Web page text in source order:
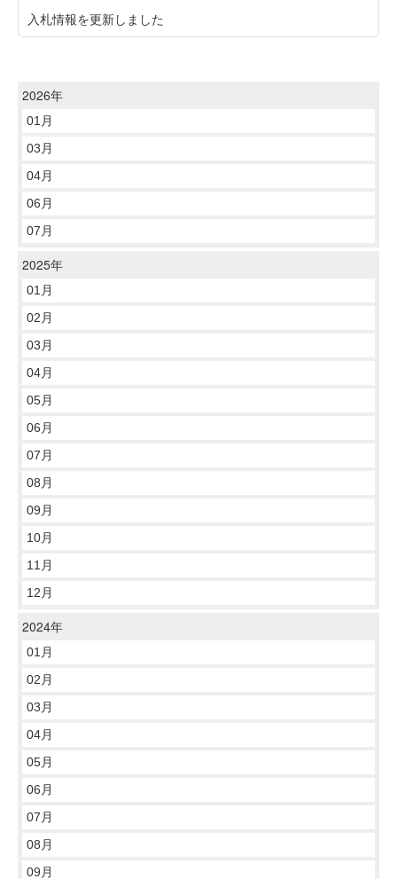
入札情報を更新しました
2026年
01月
03月
04月
06月
07月
2025年
01月
02月
03月
04月
05月
06月
07月
08月
09月
10月
11月
12月
2024年
01月
02月
03月
04月
05月
06月
07月
08月
09月